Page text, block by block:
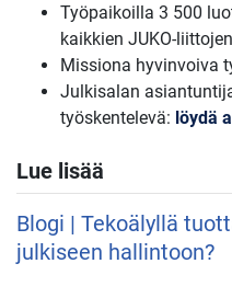
Työpaikoilla 3 500
kaikkien JUKO-
Missiona hyvinvoiva
Julkisalan
työskentelevä: löydä
Lue lisää
Blogi | Tekoälyllä
julkiseen hallintoon?